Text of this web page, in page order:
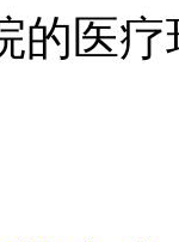
的医